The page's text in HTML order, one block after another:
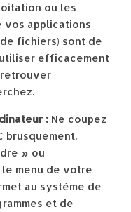
ou les
applications
fichiers) sont de
efficacement
: Ne coupez
brusquement.
» ou
menu de votre
au système de
et de